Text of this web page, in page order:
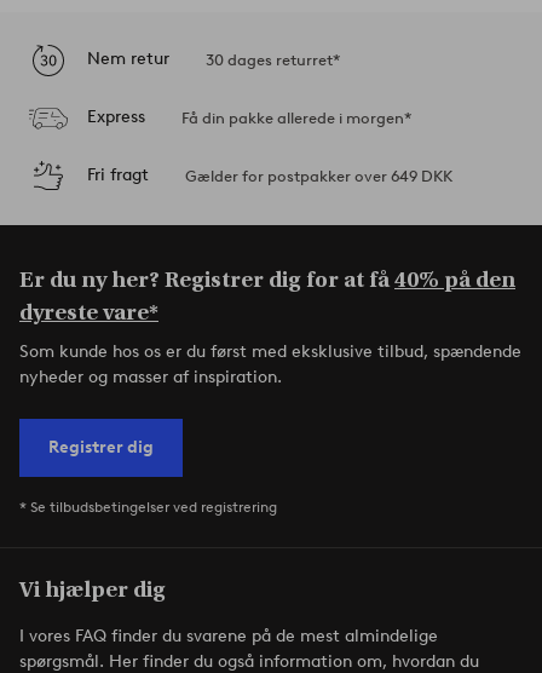
Nem retur 30 dages returret*
Express Få din pakke allerede i morgen*
Fri fragt Gælder for postpakker over 649 DKK
Er du ny her? Registrer dig for at få40% på den
dyreste vare*
Som kunde hos os er du først med eksklusive tilbud, spændende
nyheder og masser af inspiration.
Registrer dig
* Se tilbudsbetingelser ved registrering
Vi hjælper dig
I vores FAQ finder du svarene på de mest almindelige
spørgsmål. Her finder du også information om, hvordan du